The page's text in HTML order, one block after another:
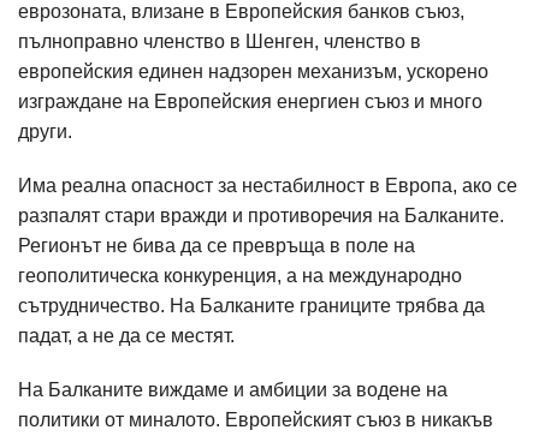
еврозоната, влизане в Европейския банков съюз,
пълноправно членство в Шенген, членство в
европейския единен надзорен механизъм, ускорено
изграждане на Европейския енергиен съюз и много
други.
Има реална опасност за нестабилност в Европа, ако се
разпалят стари вражди и противоречия на Балканите.
Регионът не бива да се превръща в поле на
геополитическа конкуренция, а на международно
сътрудничество. На Балканите границите трябва да
падат, а не да се местят.
На Балканите виждаме и амбиции за водене на
политики от миналото. Европейският съюз в никакъв